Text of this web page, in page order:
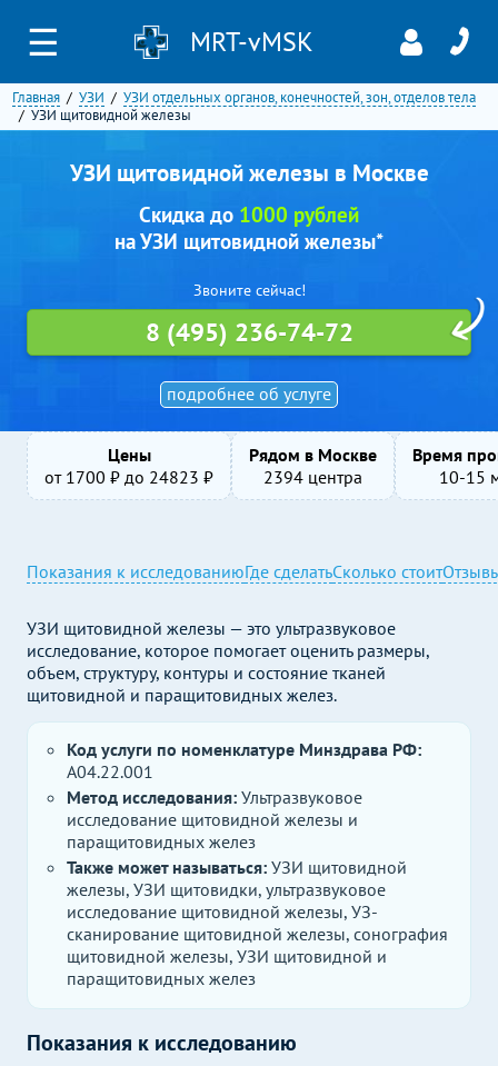
☰ MRT-vMSK
Главная УЗИ
УЗИ отдельных органов, конечностей, зон, отделов тела
УЗИ щитовидной железы
УЗИ щитовидной железы в Москве
подробнее об услуге
Скидка до 1000 рублей
на УЗИ щитовидной железы*
Звоните сейчас!
8 (495) 236-74-72
Цены
от 1700 ₽ до 24823 ₽
Рядом в Москве
2394 центра
Время
10-15
Показания к исследованиюГде сделатьСколько стоит
УЗИ щитовидной железы — это ультразвуковое
исследование, которое помогает оценить размеры,
объем, структуру, контуры и состояние тканей
щитовидной и паращитовидных желез.
Код услуги по номенклатуре Минздрава РФ:
A04.22.001
Метод исследования: Ультразвуковое
исследование щитовидной железы и
паращитовидных желез
Также может называться: УЗИ щитовидной
железы, УЗИ щитовидки, ультразвуковое
исследование щитовидной железы, УЗ-
сканирование щитовидной железы, сонография
щитовидной железы, УЗИ щитовидной и
паращитовидных желез
Показания к исследованию